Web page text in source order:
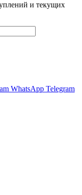
и текущих
WhatsApp Telegram